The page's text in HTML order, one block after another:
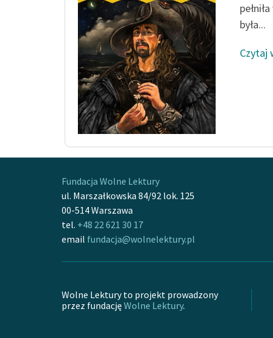
była...
Czytaj
Fundacja Wolne Lektury
ul. Marszałkowska 84/92 lok. 125
00-514 Warszawa
tel. +48 22 621 30 17
email fundacja@wolnelektury.pl
Wolne Lektury to projekt prowadzony
przez fundację Wolne Lektury.